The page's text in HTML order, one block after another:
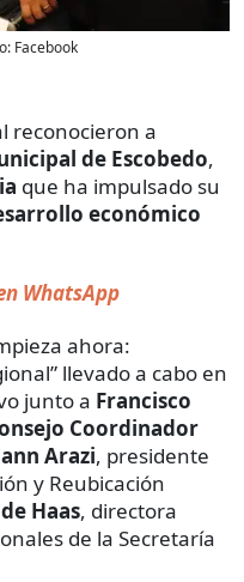
Facebook
reconocieron a
de Escobedo,
que ha impulsado su
económico
WhatsApp
ahora:
llevado a cabo en
junto a Francisco
Coordinador
Arazi, presidente
y Reubicación
Haas, directora
de la Secretaría